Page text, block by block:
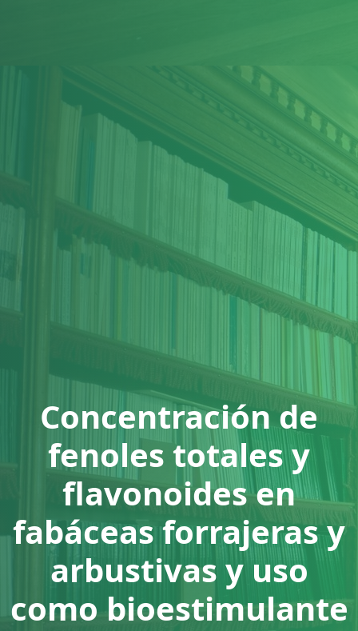
Concentración de
fenoles totales y
flavonoides en
fabáceas forrajeras y
arbustivas y uso
como bioestimulante